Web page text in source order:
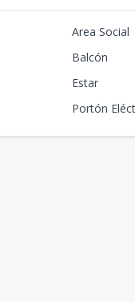
Area Social
Balcón
Estar
Portón